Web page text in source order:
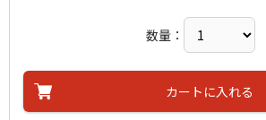
数量：
カートに入れる